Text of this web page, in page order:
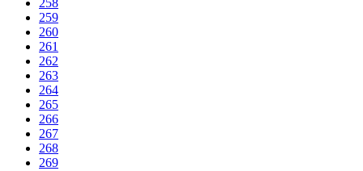
258
259
260
261
262
263
264
265
266
267
268
269